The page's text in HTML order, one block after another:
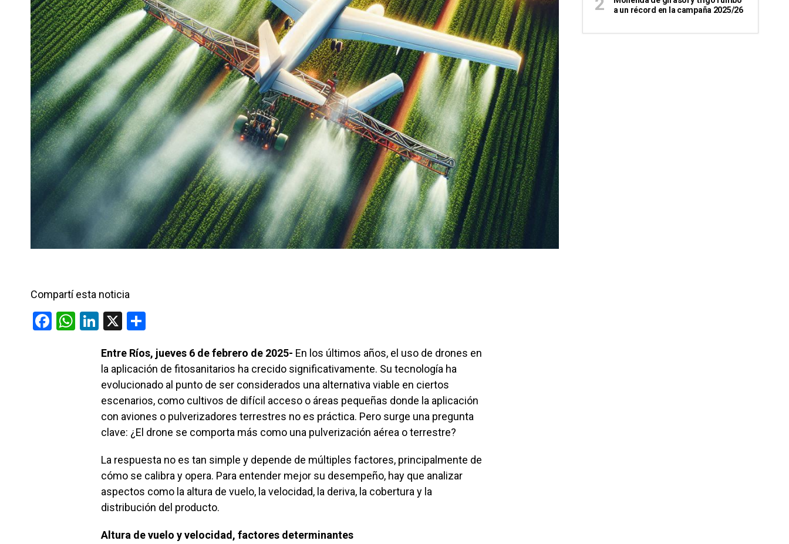
Compartí esta noticia
F
W Li
ke
dI
n
X
m
p
ar
tir
Entre Ríos, jueves 6 de febrero de 2025- En los últimos años, el uso de drones en
la aplicación de fitosanitarios ha crecido significativamente. Su tecnología ha
evolucionado al punto de ser considerados una alternativa viable en ciertos
escenarios, como cultivos de difícil acceso o áreas pequeñas donde la aplicación
con aviones o pulverizadores terrestres no es práctica. Pero surge una pregunta
clave: ¿El drone se comporta más como una pulverización aérea o terrestre?
La respuesta no es tan simple y depende de múltiples factores, principalmente de
cómo se calibra y opera. Para entender mejor su desempeño, hay que analizar
aspectos como la altura de vuelo, la velocidad, la deriva, la cobertura y la
distribución del producto.
Altura de vuelo y velocidad, factores determinantes
a un récord en la campaña 2025/26